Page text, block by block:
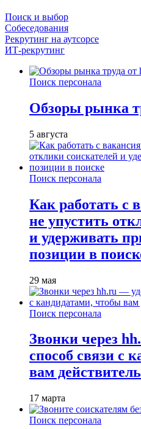
Поиск и выбор
Собеседования
Рекрутинг на аутсорсе
ИТ-рекрутинг
Поиск персонала
Обзоры рынка
5 августа
Поиск персонала
Как работать с
не упустить
и удерживать
позиции в
29 мая
Поиск персонала
Звонки через
способ связи с
вам
17 марта
Поиск персонала